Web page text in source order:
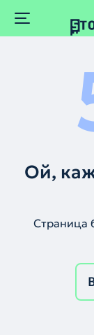
Ой,
Страница